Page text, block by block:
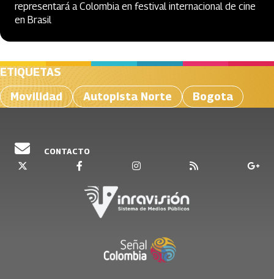
representará a Colombia en festival internacional de cine
en Brasil
ETIQUETAS
Movilidad
Autopista Norte Bogota
CONTACTO